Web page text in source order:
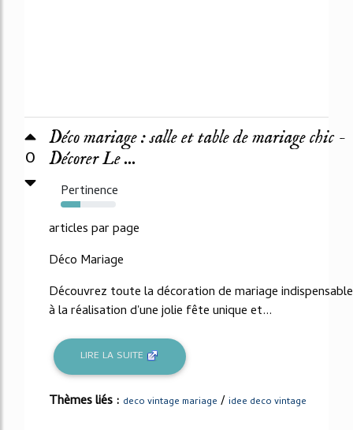
0
Déco mariage : salle et table de mariage chic -
Décorer Le ...
Pertinence
35%
articles par page
Déco Mariage
Découvrez toute la décoration de mariage indispensable
à la réalisation d'une jolie fête unique et...
LIRE LA SUITE
Thèmes liés : deco vintage mariage / idee deco vintage